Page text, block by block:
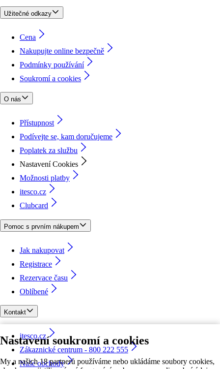
Nastavení soukromí a cookies
My a našich 18 partnerů používáme nebo ukládáme soubory cookies,
Užitečné odkazy
Cena
Nakupujte online bezpečně
Podmínky používání
Soukromí a cookies
O nás
Přístupnost
Podívejte se, kam doručujeme
Poplatek za službu
Nastavení Cookies
Možnosti platby
itesco.cz
Clubcard
Pomoc s prvním nákupem
Jak nakupovat
Registrace
Rezervace času
Oblíbené
Kontakt
itesco.cz
Zákaznické centrum - 800 222 555
Naše obchody